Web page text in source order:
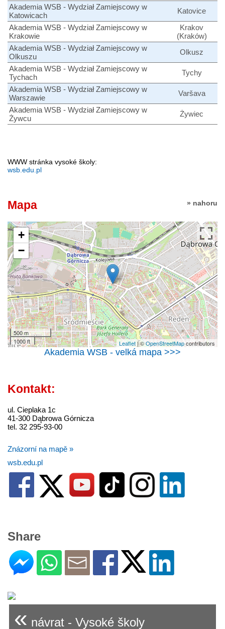
Akademia WSB - Wydział Zamiejscowy w
Katowicach
Katovice
Akademia WSB - Wydział Zamiejscowy w
Krakowie
Krakov
(Kraków)
Akademia WSB - Wydział Zamiejscowy w
Olkuszu
Olkusz
Akademia WSB - Wydział Zamiejscowy w
Tychach
Tychy
Akademia WSB - Wydział Zamiejscowy w
Warszawie
Varšava
Akademia WSB - Wydział Zamiejscowy w
Żywcu
Żywiec
WWW stránka vysoké školy:
wsb.edu.pl
» nahoru
Mapa
+
−
500 m
1000 ft
Leaflet| ©OpenStreetMapcontributors
Akademia WSB - velká mapa >>>
Kontakt:
ul. Cieplaka 1c
41-300 Dąbrowa Górnicza
tel. 32 295-93-00
Znázorní na mapě »
wsb.edu.pl
Share
« návrat - Vysoké školy